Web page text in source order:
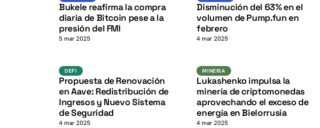
Bukele reafirma la compra
diaria de Bitcoin pese a la
presión del FMI
5 mar 2025
Disminución del 63% en el
volumen de Pump.fun en
febrero
4 mar 2025
K
DEFI
Propuesta de Renovación
en Aave: Redistribución de
Ingresos y Nuevo Sistema
de Seguridad
4 mar 2025 K
MINERIA
Lukashenko impulsa la
minería de criptomonedas
aprovechando el exceso de
energía en Bielorrusia
4 mar 2025